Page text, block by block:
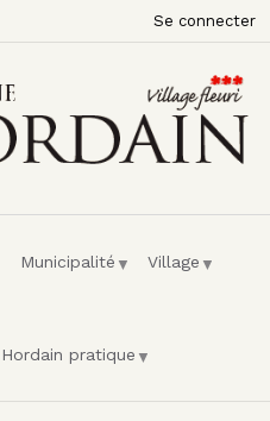
de l'utilisateur
Se connecter
Municipalité Village
Hordain pratique